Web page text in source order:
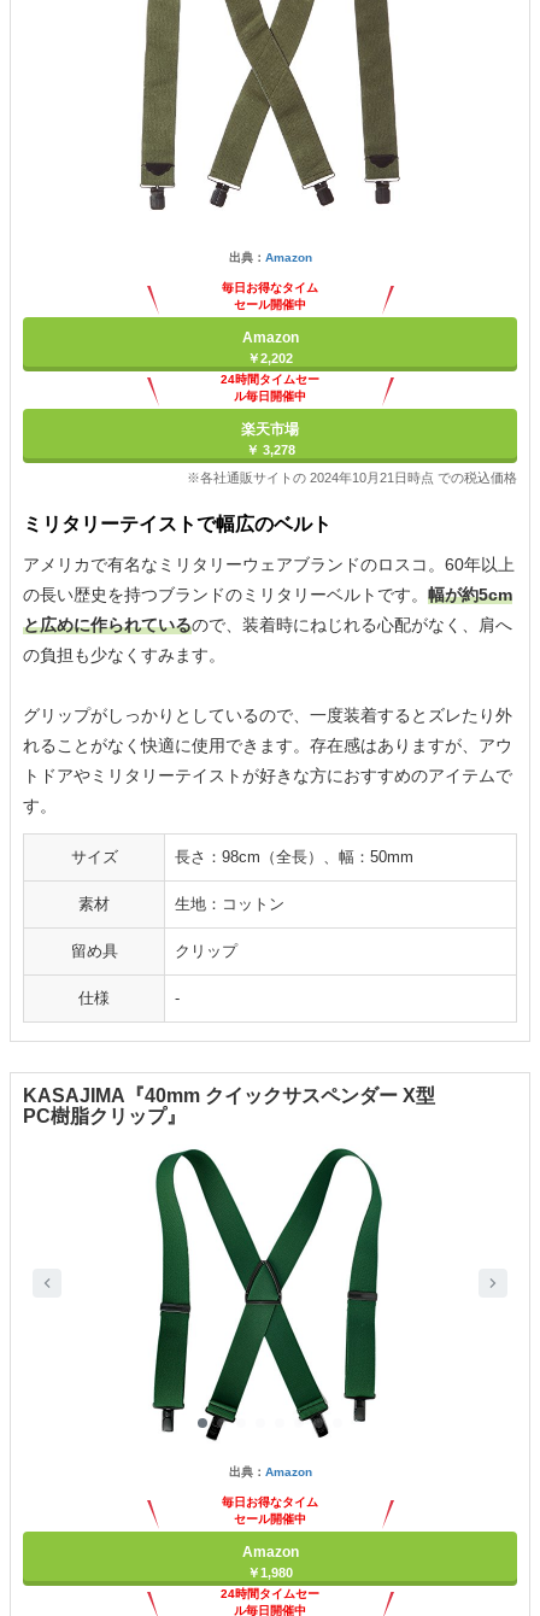
出典： Amazon
毎日お得なタイム
セール開催中
Amazon
￥2,202
24時間タイムセー
ル毎日開催中
楽天市場
￥ 3,278
※各社通販サイトの 2024年10月21日時点 での税込価格
ミリタリーテイストで幅広のベルト
アメリカで有名なミリタリーウェアブランドのロスコ。60年以上
の長い歴史を持つブランドのミリタリーベルトです。 幅が約5cm
と広めに作られているので、装着時にねじれる心配がなく、肩へ
の負担も少なくすみます。
グリップがしっかりとしているので、一度装着するとズレたり外
れることがなく快適に使用できます。存在感はありますが、アウ
トドアやミリタリーテイストが好きな方におすすめのアイテムで
す。
サイズ 長さ：98cm（全長）、幅：50mm
素材 生地：コットン
留め具 クリップ
仕様 -
KASAJIMA『40mm クイックサスペンダー X型
PC樹脂クリップ』
出典： Amazon
毎日お得なタイム
セール開催中
Amazon
￥1,980
24時間タイムセー
ル毎日開催中